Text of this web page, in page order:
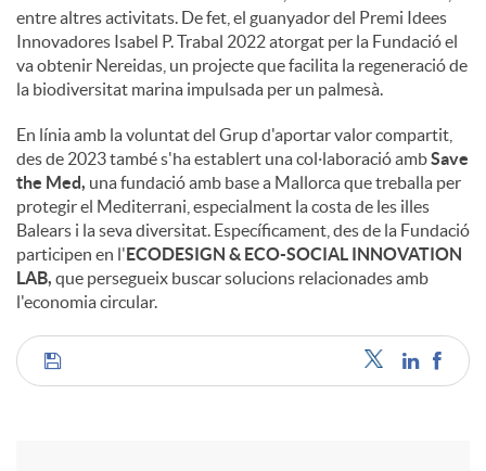
entre altres activitats. De fet, el guanyador del Premi Idees
Innovadores Isabel P. Trabal 2022 atorgat per la Fundació el
va obtenir Nereidas, un projecte que facilita la regeneració de
la biodiversitat marina impulsada per un palmesà.
En línia amb la voluntat del Grup d'aportar valor compartit,
des de 2023 també s'ha establert una col·laboració ambSave
the Med, una fundació amb base a Mallorca que treballa per
protegir el Mediterrani, especialment la costa de les illes
Balears i la seva diversitat. Específicament, des de la Fundació
participen en l' ECODESIGN & ECO-SOCIAL INNOVATION
LAB, que persegueix buscar solucions relacionades amb
l'economia circular.
C